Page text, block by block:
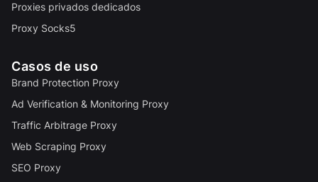
Proxies privados dedicados
Proxy Socks5
Casos de uso
Brand Protection Proxy
Ad Verification & Monitoring Proxy
Traffic Arbitrage Proxy
Web Scraping Proxy
SEO Proxy